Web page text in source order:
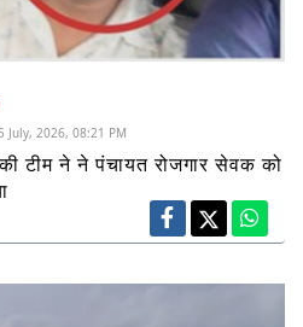
July, 2026, 08:21 PM
टीम ने ने पंचायत रोजगार सेवक को